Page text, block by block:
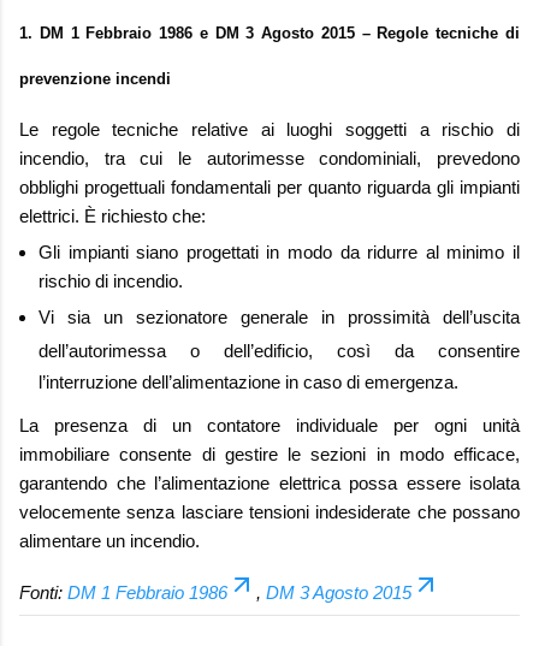
1. DM 1 Febbraio 1986 e DM 3 Agosto 2015 – Regole tecniche di
prevenzione incendi
Le regole tecniche relative ai luoghi soggetti a rischio di
incendio, tra cui le autorimesse condominiali, prevedono
obblighi progettuali fondamentali per quanto riguarda gli impianti
elettrici. È richiesto che:
Gli impianti siano progettati in modo da ridurre al minimo il
rischio di incendio.
Vi sia un sezionatore generale in prossimità dell’uscita
dell’autorimessa o dell’edificio, così da consentire
l’interruzione dell’alimentazione in caso di emergenza.
La presenza di un contatore individuale per ogni unità
immobiliare consente di gestire le sezioni in modo efficace,
garantendo che l’alimentazione elettrica possa essere isolata
velocemente senza lasciare tensioni indesiderate che possano
alimentare un incendio.
Fonti: DM 1 Febbraio 1986 , DM 3 Agosto 2015